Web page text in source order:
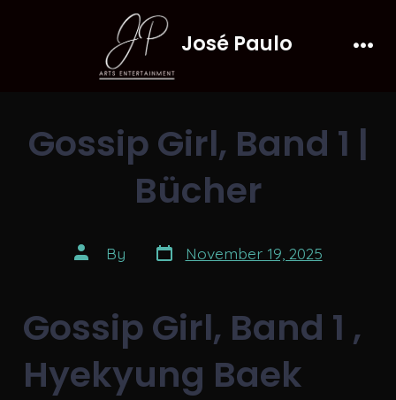
José Paulo
Gossip Girl, Band 1 |
Bücher
Post
author
By Post
date
November 19, 2025
Gossip Girl, Band 1 ,
Hyekyung Baek